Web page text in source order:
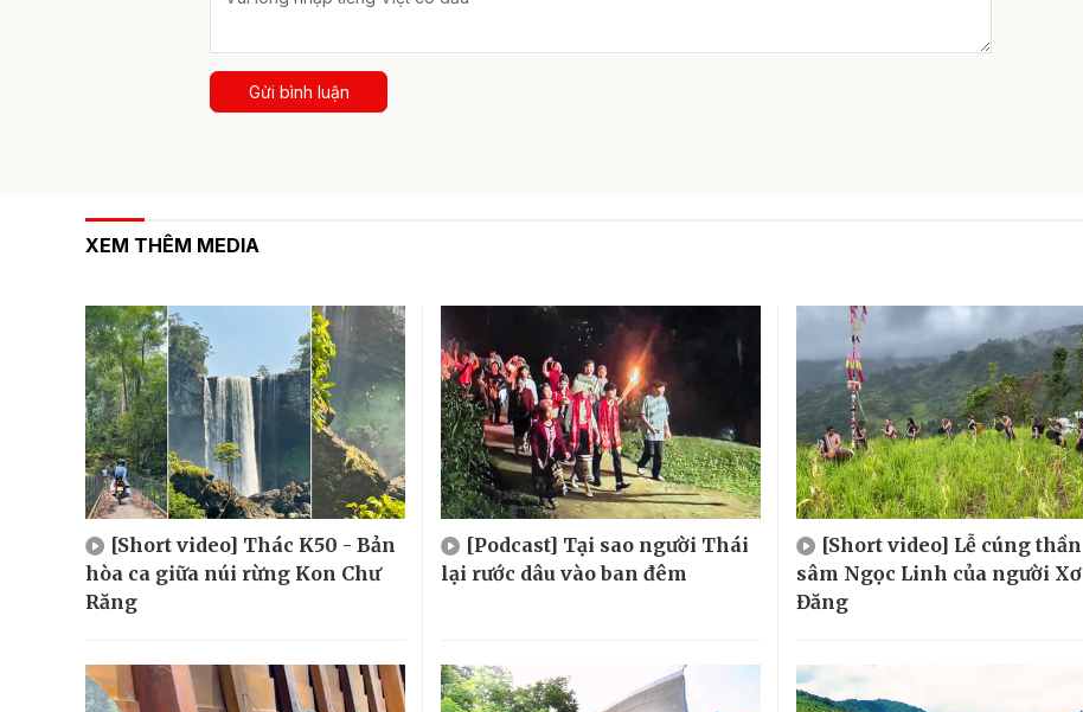
Gửi bình luận
XEM THÊM MEDIA
[Short video] Thác K50 - Bản
hòa ca giữa núi rừng Kon Chư
Răng
[Podcast] Tại sao người Thái
lại rước dâu vào ban đêm
[Short video] Lễ cúng thần
sâm Ngọc Linh của người Xơ
Đăng